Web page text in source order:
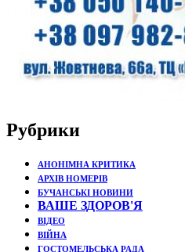
Рубрики
АНОНІМНА КРИТИКА
АРХІВ НОМЕРІВ
БУЧАНСЬКІ НОВИНИ
ВАШЕ ЗДОРОВ'Я
ВІДЕО
ВІЙНА
ГОСТОМЕЛЬСЬКА РАДА